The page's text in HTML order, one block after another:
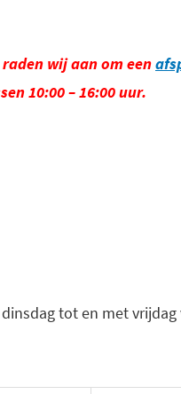
wij aan om een
10:00 – 16:00 uur.
tot en met vrijdag